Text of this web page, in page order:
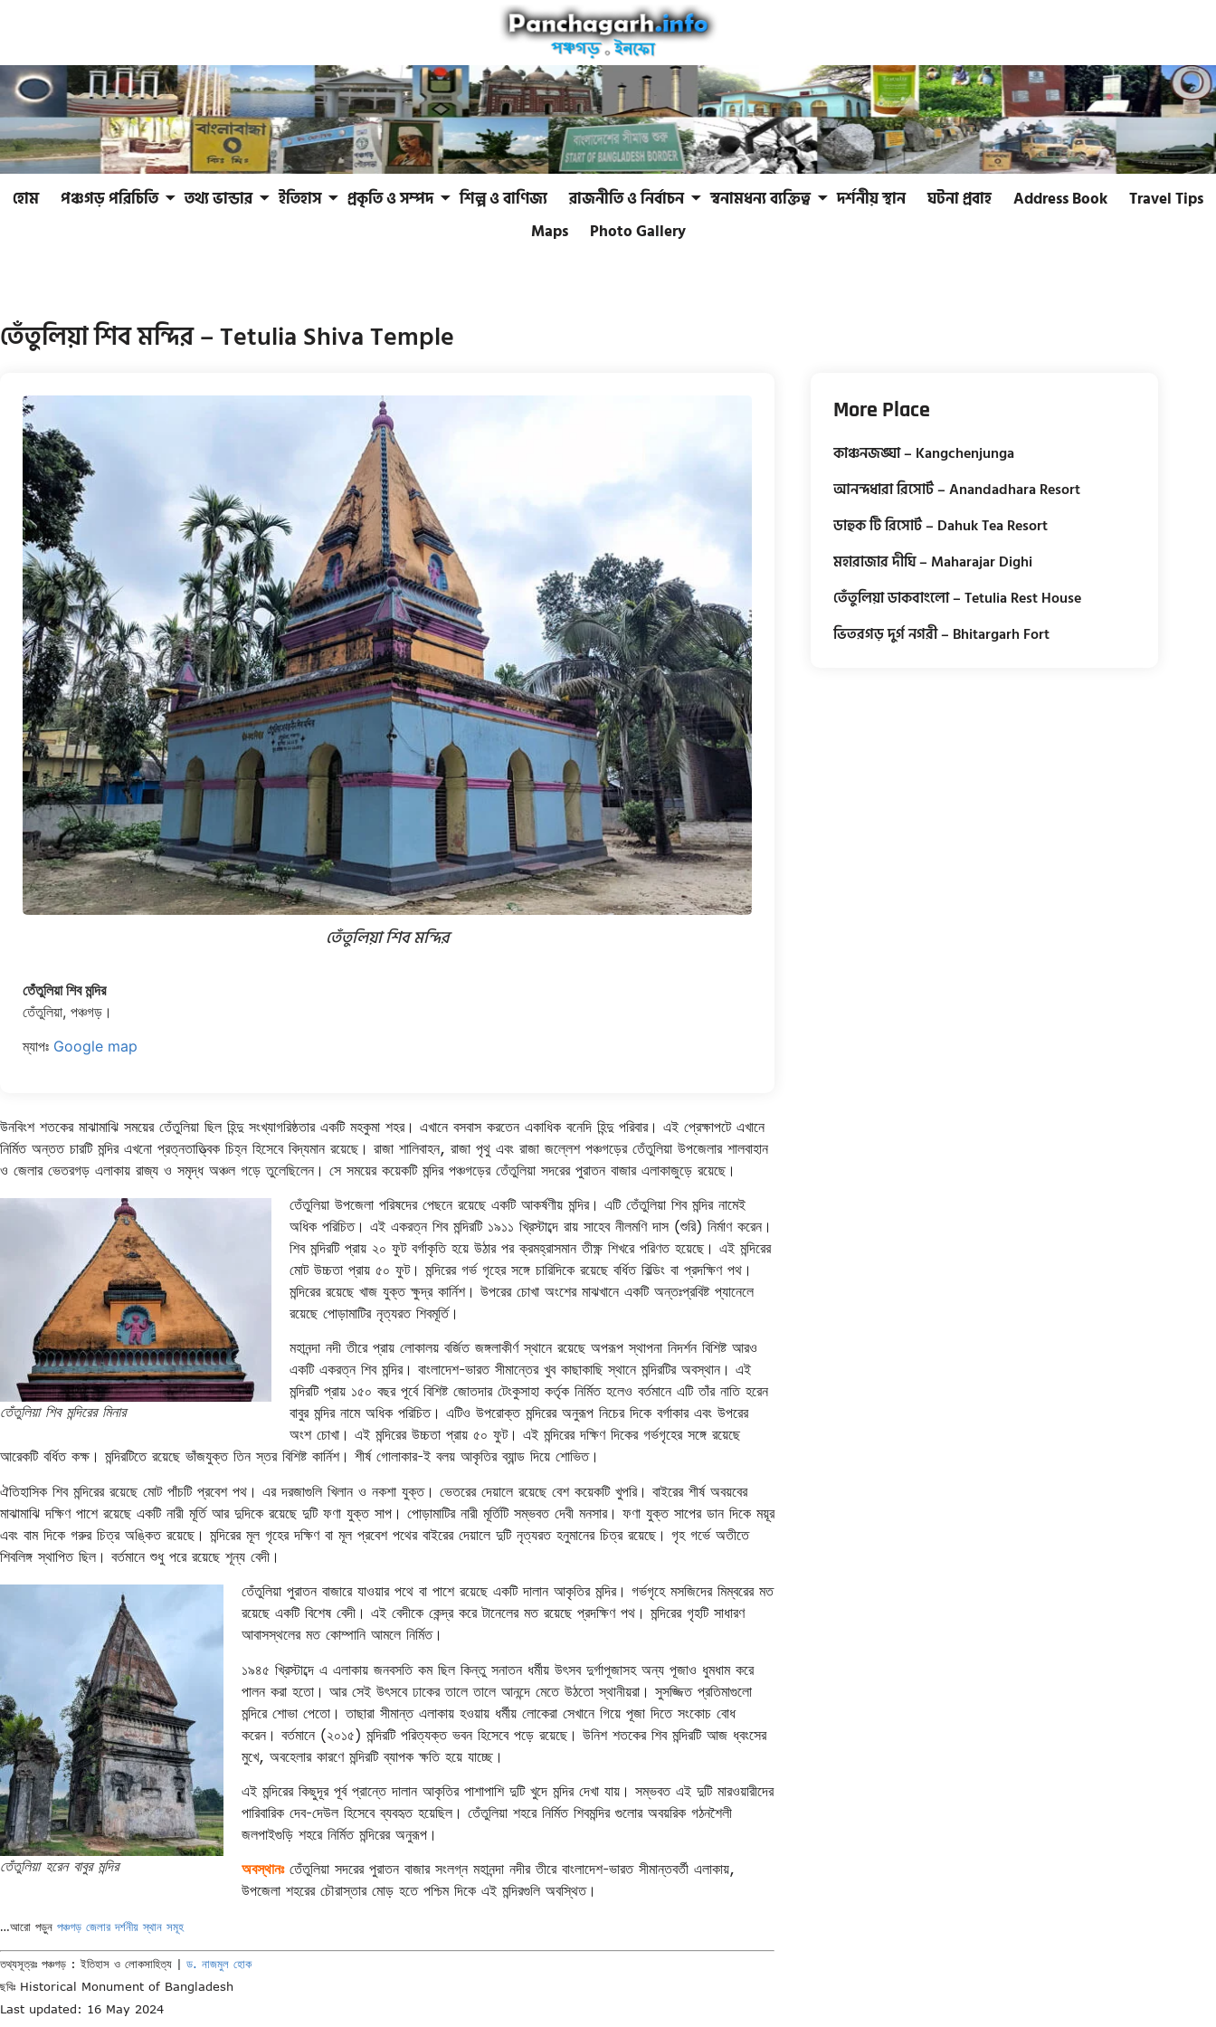
হোম পঞ্চগড় পরিচিতি তথ্য ভান্ডার ইতিহাস প্রকৃতি ও সম্পদ শিল্প ও বাণিজ্য রাজনীতি ও নির্বাচন স্বনামধন্য ব্যক্তিত্ব দর্শনীয় স্থান ঘটনা প্রবাহ Address Book
Travel Tips
Maps
Photo Gallery
তেঁতুলিয়া শিব মন্দির – Tetulia Shiva Temple
তেঁতুলিয়া শিব মন্দির
তেঁতুলিয়া শিব মন্দির
তেঁতুলিয়া, পঞ্চগড়।
ম্যাপঃ Google map
উনবিংশ শতকের মাঝামাঝি সময়ের তেঁতুলিয়া ছিল হিন্দু সংখ্যাগরিষ্ঠতার একটি মহকুমা শহর। এখানে বসবাস করতেন একাধিক বনেদি হিন্দু পরিবার। এই প্রেক্ষাপটে এখানে
নির্মিত অন্তত চারটি মন্দির এখনো প্রত্নতাত্ত্বিক চিহ্ন হিসেবে বিদ্যমান রয়েছে। রাজা শালিবাহন, রাজা পৃথু এবং রাজা জল্লেশ পঞ্চগড়ের তেঁতুলিয়া উপজেলার শালবাহান
ও জেলার ভেতরগড় এলাকায় রাজ্য ও সমৃদ্ধ অঞ্চল গড়ে তুলেছিলেন। সে সময়ের কয়েকটি মন্দির পঞ্চগড়ের তেঁতুলিয়া সদরের পুরাতন বাজার এলাকাজুড়ে রয়েছে।
তেঁতুলিয়া শিব মন্দিরের মিনার
তেঁতুলিয়া উপজেলা পরিষদের পেছনে রয়েছে একটি আকর্ষণীয় মন্দির। এটি তেঁতুলিয়া শিব মন্দির নামেই
অধিক পরিচিত। এই একরত্ন শিব মন্দিরটি ১৯১১ খ্রিস্টাব্দে রায় সাহেব নীলমণি দাস (শুরি) নির্মাণ করেন।
শিব মন্দিরটি প্রায় ২০ ফুট বর্গাকৃতি হয়ে উঠার পর ক্রমহ্রাসমান তীক্ষ্ণ শিখরে পরিণত হয়েছে। এই মন্দিরের
মোট উচ্চতা প্রায় ৫০ ফুট। মন্দিরের গর্ভ গৃহের সঙ্গে চারিদিকে রয়েছে বর্ধিত বিল্ডিং বা প্রদক্ষিণ পথ।
মন্দিরের রয়েছে খাজ যুক্ত ক্ষুদ্র কার্নিশ। উপরের চোখা অংশের মাঝখানে একটি অন্তঃপ্রবিষ্ট প্যানেলে
রয়েছে পোড়ামাটির নৃত্যরত শিবমূর্তি।
মহানন্দা নদী তীরে প্রায় লোকালয় বর্জিত জঙ্গলাকীর্ণ স্থানে রয়েছে অপরূপ স্থাপনা নিদর্শন বিশিষ্ট আরও
একটি একরত্ন শিব মন্দির। বাংলাদেশ-ভারত সীমান্তের খুব কাছাকাছি স্থানে মন্দিরটির অবস্থান। এই
মন্দিরটি প্রায় ১৫০ বছর পূর্বে বিশিষ্ট জোতদার টেংকুসাহা কর্তৃক নির্মিত হলেও বর্তমানে এটি তাঁর নাতি হরেন
বাবুর মন্দির নামে অধিক পরিচিত। এটিও উপরোক্ত মন্দিরের অনুরূপ নিচের দিকে বর্গাকার এবং উপরের
অংশ চোখা। এই মন্দিরের উচ্চতা প্রায় ৫০ ফুট। এই মন্দিরের দক্ষিণ দিকের গর্ভগৃহের সঙ্গে রয়েছে
আরেকটি বর্ধিত কক্ষ। মন্দিরটিতে রয়েছে ভাঁজযুক্ত তিন স্তর বিশিষ্ট কার্নিশ। শীর্ষ গোলাকার-ই বলয় আকৃতির ব্যান্ড দিয়ে শোভিত।
ঐতিহাসিক শিব মন্দিরের রয়েছে মোট পাঁচটি প্রবেশ পথ। এর দরজাগুলি খিলান ও নকশা যুক্ত। ভেতরের দেয়ালে রয়েছে বেশ কয়েকটি খুপরি। বাইরের শীর্ষ অবয়বের
মাঝামাঝি দক্ষিণ পাশে রয়েছে একটি নারী মূর্তি আর দুদিকে রয়েছে দুটি ফণা যুক্ত সাপ। পোড়ামাটির নারী মূর্তিটি সম্ভবত দেবী মনসার। ফণা যুক্ত সাপের ডান দিকে ময়ূর
এবং বাম দিকে গরুর চিত্র অঙ্কিত রয়েছে। মন্দিরের মূল গৃহের দক্ষিণ বা মূল প্রবেশ পথের বাইরের দেয়ালে দুটি নৃত্যরত হনুমানের চিত্র রয়েছে। গৃহ গর্ভে অতীতে
শিবলিঙ্গ স্থাপিত ছিল। বর্তমানে শুধু পরে রয়েছে শূন্য বেদী।
তেঁতুলিয়া হরেন বাবুর মন্দির
তেঁতুলিয়া পুরাতন বাজারে যাওয়ার পথে বা পাশে রয়েছে একটি দালান আকৃতির মন্দির। গর্ভগৃহে মসজিদের মিম্বরের মত
রয়েছে একটি বিশেষ বেদী। এই বেদীকে কেন্দ্র করে টানেলের মত রয়েছে প্রদক্ষিণ পথ। মন্দিরের গৃহটি সাধারণ
আবাসস্থলের মত কোম্পানি আমলে নির্মিত।
১৯৪৫ খ্রিস্টাব্দে এ এলাকায় জনবসতি কম ছিল কিন্তু সনাতন ধর্মীয় উৎসব দুর্গাপূজাসহ অন্য পূজাও ধুমধাম করে
পালন করা হতো। আর সেই উৎসবে ঢাকের তালে তালে আনন্দে মেতে উঠতো স্থানীয়রা। সুসজ্জিত প্রতিমাগুলো
মন্দিরে শোভা পেতো। তাছারা সীমান্ত এলাকায় হওয়ায় ধর্মীয় লোকেরা সেখানে গিয়ে পূজা দিতে সংকোচ বোধ
করেন। বর্তমানে (২০১৫) মন্দিরটি পরিত্যক্ত ভবন হিসেবে পড়ে রয়েছে। উনিশ শতকের শিব মন্দিরটি আজ ধ্বংসের
মুখে, অবহেলার কারণে মন্দিরটি ব্যাপক ক্ষতি হয়ে যাচ্ছে।
এই মন্দিরের কিছুদূর পূর্ব প্রান্তে দালান আকৃতির পাশাপাশি দুটি খুদে মন্দির দেখা যায়। সম্ভবত এই দুটি মারওয়ারীদের
পারিবারিক দেব-দেউল হিসেবে ব্যবহৃত হয়েছিল। তেঁতুলিয়া শহরে নির্মিত শিবমন্দির গুলোর অবয়রিক গঠনশৈলী
জলপাইগুড়ি শহরে নির্মিত মন্দিরের অনুরূপ।
অবস্থানঃতেঁতুলিয়া সদরের পুরাতন বাজার সংলগ্ন মহানন্দা নদীর তীরে বাংলাদেশ-ভারত সীমান্তবর্তী এলাকায়,
উপজেলা শহরের চৌরাস্তার মোড় হতে পশ্চিম দিকে এই মন্দিরগুলি অবস্থিত।
…আরো পড়ুন পঞ্চগড় জেলার দর্শনীয় স্থান সমূহ
তথ্যসূত্রঃ পঞ্চগড় : ইতিহাস ও লোকসাহিত্য | ড. নাজমুল হোক
ছবিঃ Historical Monument of Bangladesh
Last updated: 16 May 2024
More Place
কাঞ্চনজঙ্ঘা – Kangchenjunga
আনন্দধারা রিসোর্ট – Anandadhara Resort
ডাহুক টি রিসোর্ট – Dahuk Tea Resort
মহারাজার দীঘি – Maharajar Dighi
তেঁতুলিয়া ডাকবাংলো – Tetulia Rest House
ভিতরগড় দুর্গ নগরী – Bhitargarh Fort